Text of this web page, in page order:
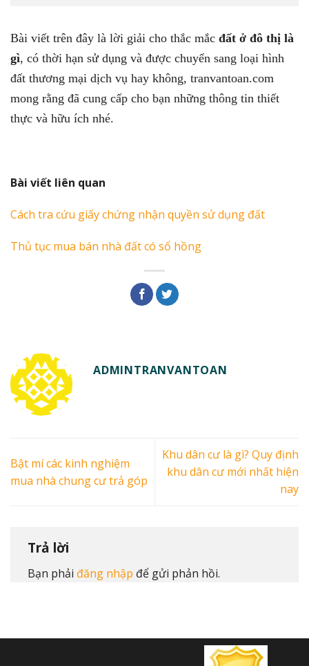
Bài viết trên đây là lời giải cho thắc mắc đất ở đô thị là
gì, có thời hạn sử dụng và được chuyển sang loại hình
đất thương mại dịch vụ hay không, tranvantoan.com
mong rằng đã cung cấp cho bạn những thông tin thiết
thực và hữu ích nhé.
Bài viết liên quan
Cách tra cứu giấy chứng nhận quyền sử dụng đất
Thủ tục mua bán nhà đất có sổ hồng
ADMINTRANVANTOAN
Bật mí các kinh nghiệm
mua nhà chung cư trả góp
Khu dân cư là gì? Quy định
khu dân cư mới nhất hiện
nay
Trả lời
Bạn phải đăng nhập để gửi phản hồi.